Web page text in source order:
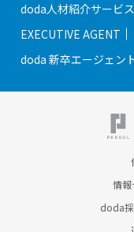
doda人材紹介サービス
EXECUTIVE AGENT
doda 新卒エージェン
情報
doda